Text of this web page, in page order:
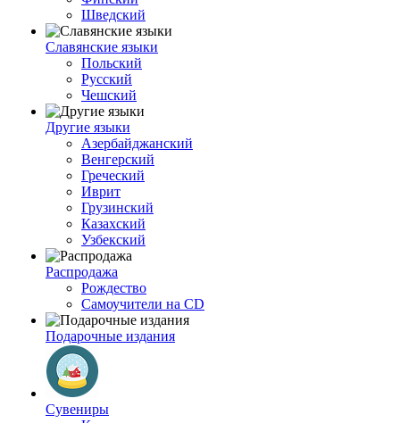
Шведский
Славянские языки
Польский
Русский
Чешский
Другие языки
Азербайджанский
Венгерский
Греческий
Иврит
Грузинский
Казахский
Узбекский
Распродажа
Рождество
Самоучители на CD
Подарочные издания
Сувениры